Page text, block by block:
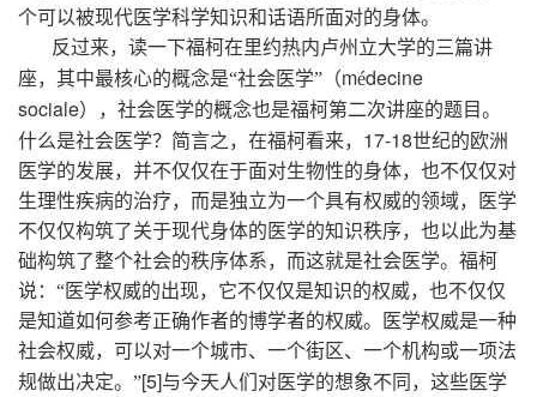
个可以被现代医学科学知识和话语所面对的身体。
反过来，读一下福柯在里约热内卢州立大学的三篇讲
座，其中最核心的概念是“社会医学”（médecine
sociale），社会医学的概念也是福柯第二次讲座的题目。
什么是社会医学？简言之，在福柯看来， 17-18世纪的欧洲
医学的发展，并不仅仅在于面对生物性的身体，也不仅仅对
生理性疾病的治疗，而是独立为一个具有权威的领域，医学
不仅仅构筑了关于现代身体的医学的知识秩序，也以此为基
础构筑了整个社会的秩序体系，而这就是社会医学。福柯
说：“医学权威的出现，它不仅仅是知识的权威，也不仅仅
是知道如何参考正确作者的博学者的权威。医学权威是一种
社会权威，可以对一个城市、一个街区、一个机构或一项法
规做出决定。”[5]与今天人们对医学的想象不同，这些医学